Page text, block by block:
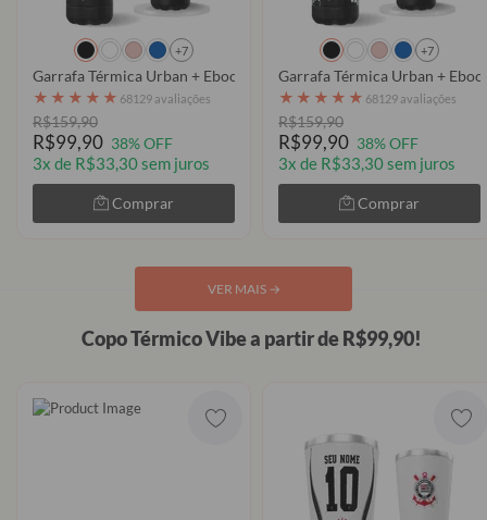
+7
Garrafa Térmica Urban + Ebook - Colorful Butterflies
★ ★ ★ ★ ★ 68129 avaliações
R$159,90
R$99,90 38% OFF
3x de R$33,30 sem juros
Comprar
+7
Garrafa Térmica Urban +
★ ★ ★ ★ ★ 68129 avaliações
R$159,90
R$99,90 38% OFF
3x de R$33,30 sem juros
Comprar
VER MAIS →
Copo Térmico Vibe a partir de R$99,90!